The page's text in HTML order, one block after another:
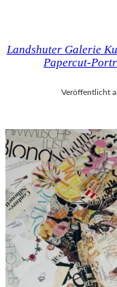
Landshuter Galerie
Papercut-
Veröffentlicht